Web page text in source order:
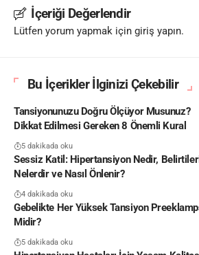
İçeriği Değerlendir
Lütfen yorum yapmak için giriş yapın.
Bu İçerikler İlginizi Çekebilir
Tansiyonunuzu Doğru Ölçüyor Musunuz?
Dikkat Edilmesi Gereken 8 Önemli Kural
5 dakikada oku
Sessiz Katil: Hipertansiyon Nedir,
Nelerdir ve Nasıl Önlenir?
4 dakikada oku
Gebelikte Her Yüksek Tansiyon
Midir?
5 dakikada oku